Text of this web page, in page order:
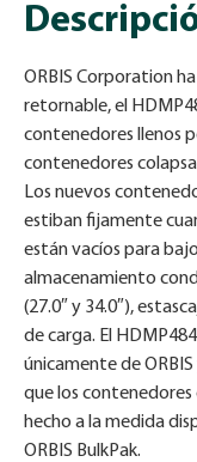
ORBIS Corporation
retornable, el
contenedores llenos
contenedores
Los nuevos
estiban fijamente
están vacíos para
almacenamiento
(27.0″ y 34.0″),
de carga. El
únicamente de
que los
hecho a la medida
ORBIS BulkPak.